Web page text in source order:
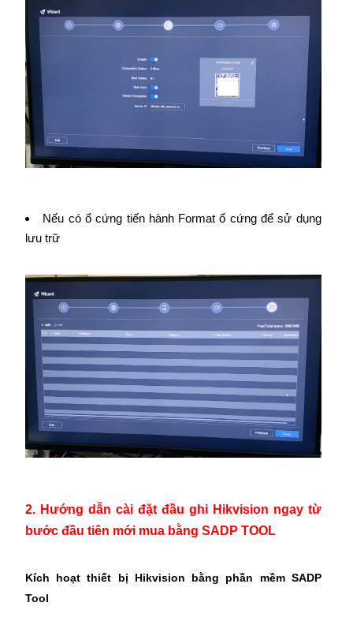
Nếu có ổ cứng tiến hành Format ổ cứng để sử dụng
lưu trữ
2. Hướng dẫn cài đặt đầu ghi Hikvision ngay từ
bước đầu tiên mới mua bằng SADP TOOL
Kích hoạt thiết bị Hikvision bằng phần mềm SADP
Tool